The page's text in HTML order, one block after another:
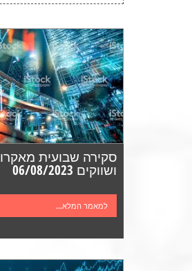
סקירה שבועית מאקרו
ושווקים 06/08/2023
למאמר המלא...